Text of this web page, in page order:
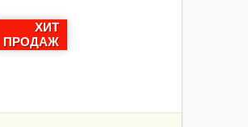
ХИТ
ПРОДАЖ